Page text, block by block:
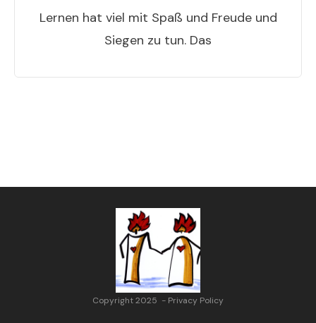
Lernen hat viel mit Spaß und Freude und
Siegen zu tun. Das
Copyright 2025 - Privacy Policy